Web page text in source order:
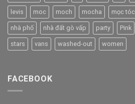
levis moc moch mocha mọc tóc
nhà phố nhà đất gò vấp party Pink
stars vans washed-out women
FACEBOOK